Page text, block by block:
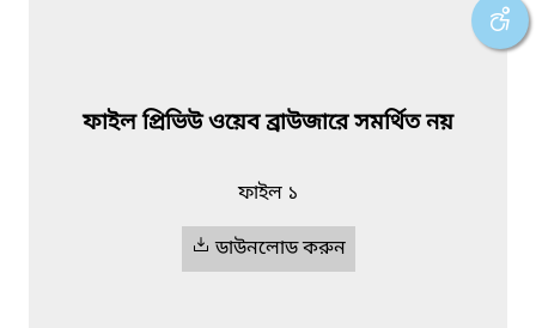
ফাইল প্রিভিউ ওয়েব ব্রাউজারে সমর্থিত নয়
ফাইল ১
ডাউনলোড করুন